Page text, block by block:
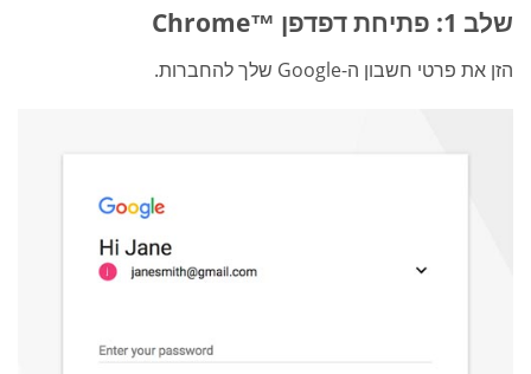
שלב 1: פתיחת דפדפן ™Chrome
הזן את פרטי חשבון ה-Google שלך להחברות.